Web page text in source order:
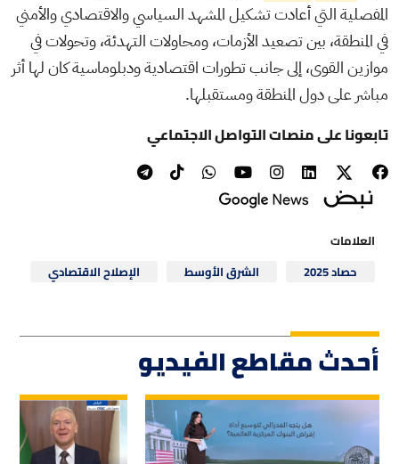
المفصلية التي أعادت تشكيل المشهد السياسي والاقتصادي والأمني
في المنطقة، بين تصعيد الأزمات، ومحاولات التهدئة، وتحولات في
موازين القوى، إلى جانب تطورات اقتصادية ودبلوماسية كان لها أثر
مباشر على دول المنطقة ومستقبلها.
تابعونا على منصات التواصل الاجتماعي
العلامات
حصاد 2025
الشرق الأوسط الإصلاح الاقتصادي
أحدث مقاطع الفيديو